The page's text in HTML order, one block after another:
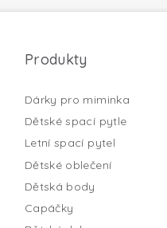
Produkty
Dárky pro miminka
Dětské spací pytle
Letní spací pytel
Dětské oblečení
Dětská body
Capáčky